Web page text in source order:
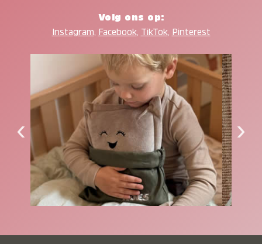
Volg ons op:
Instagram, Facebook, TikTok, Pinterest
‹ ›